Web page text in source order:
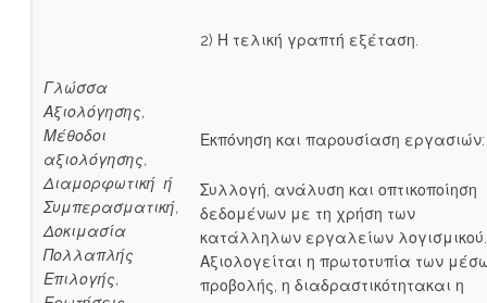
Γλώσσα
Αξιολόγησης,
Μέθοδοι
αξιολόγησης,
Διαμορφωτική ή
Συμπερασματική,
Δοκιμασία
Πολλαπλής
Επιλογής,
2) Η τελική γραπτή εξέταση.
Εκπόνηση και παρουσίαση εργασιών:
Συλλογή, ανάλυση και οπτικοποίηση
δεδομένων με τη χρήση των
κατάλληλων εργαλείων λογισμικού.
Αξιολογείται η πρωτοτυπία των
προβολής, η διαδραστικότητακαι η